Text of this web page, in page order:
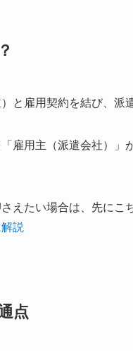
と雇用契約を結び、派
「雇用主（派遣会社）
えたい場合は、先にこ
説
点